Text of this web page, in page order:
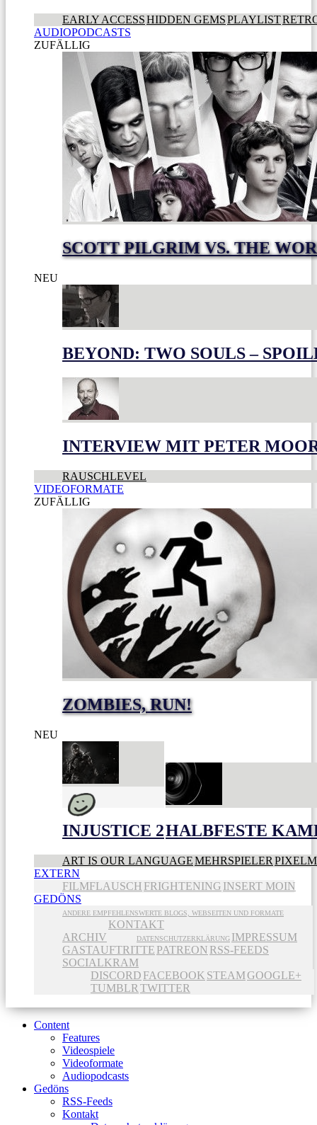
EARLY ACCESSHIDDEN GEMSPLAYLIST
AUDIOPODCASTS
ZUFÄLLIG
SCOTT PILGRIM VS. THE
NEU
BEYOND: TWO SOULS –
INTERVIEW MIT PETER
RAUSCHLEVEL
VIDEOFORMATE
ZUFÄLLIG
ZOMBIES, RUN!
NEU
INJUSTICE 2HALBFESTE
ART IS OUR LANGUAGEMEHRSPIELER
EXTERN
FILMFLAUSCH FRIGHTENING INSERT MOIN
GEDÖNS
ANDERE EMPFEHLENSWERTE BLOGS, WEBSEITEN UND FORMATE
ARCHIV
KONTAKT
DATENSCHUTZERKLÄRUNG IMPRESSUM
GASTAUFTRITTE PATREON RSS-FEEDS
SOCIALKRAM
DISCORD FACEBOOK STEAMGOOGLE+
TUMBLR TWITTER
Content
Features
Videospiele
Videoformate
Audiopodcasts
Gedöns
RSS-Feeds
Kontakt